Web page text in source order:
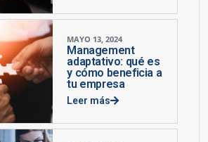
MAYO 13, 2024
Management
adaptativo: qué es
y cómo beneficia a
tu empresa
Leer más